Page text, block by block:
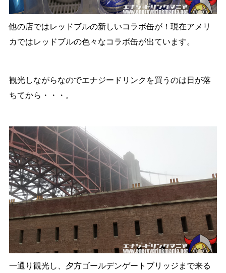
他の店ではレッドブルの新しいコラボ缶が！現在アメリ
カではレッドブルの色々なコラボ缶が出ています。
観光しながらなのでエナジードリンクを買うのは日が落
ちてから・・・。
一通り観光し、夕方ゴールデンゲートブリッジまで来る